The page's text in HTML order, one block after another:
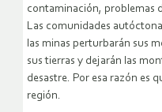
contaminación, problemas
Las comunidades
las minas perturbarán sus
sus tierras y dejarán las
desastre. Por esa razón es
región.